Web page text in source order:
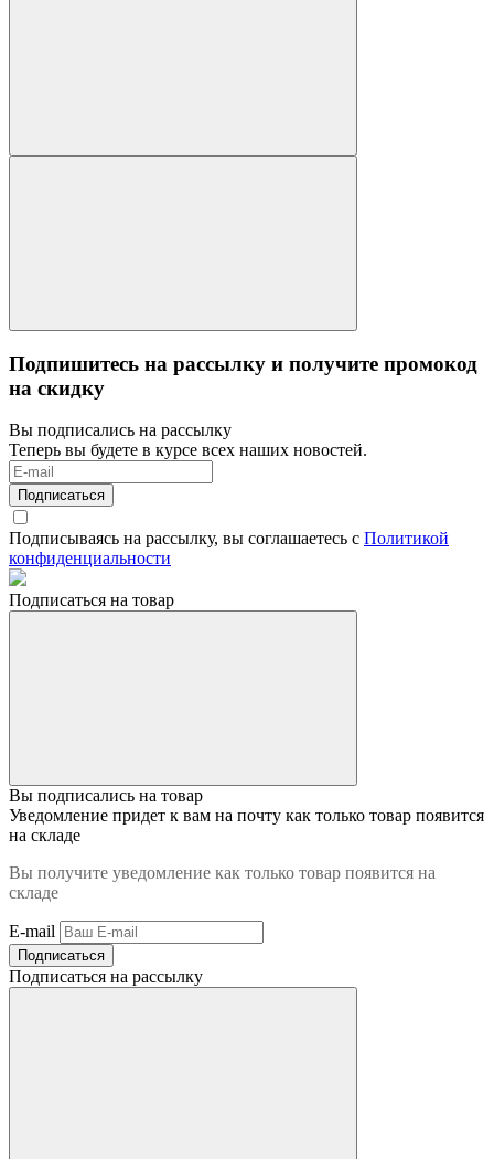
Подпишитесь на рассылку и получите промокод
на скидку
Вы подписались на рассылку
Теперь вы будете в курсе всех наших новостей.
Подписаться
Подписываясь на рассылку, вы соглашаетесь с Политикой
конфиденциальности
Подписаться на товар
Вы подписались на товар
Уведомление придет к вам на почту как только товар появится
на складе
Вы получите уведомление как только товар появится на
складе
E-mail
Подписаться
Подписаться на рассылку